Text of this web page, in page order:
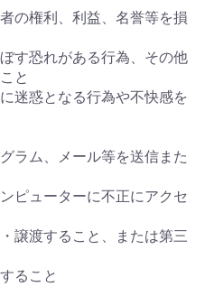
の権利、利益、名誉等を損
す恐れがある行為、その他
と
迷惑となる行為や不快感を
ラム、メール等を送信また
ピューターに不正にアクセ
譲渡すること、または第三
ること